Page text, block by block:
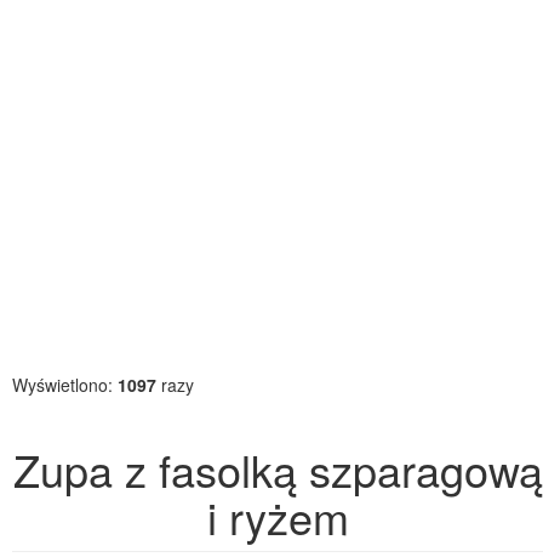
Wyświetlono: 1097 razy
Zupa z fasolką szparagową
i ryżem